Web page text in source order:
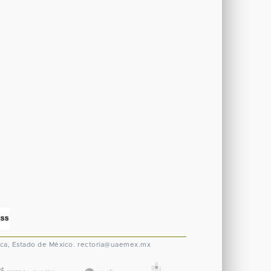
Estado de México. rectoria@uaemex.mx